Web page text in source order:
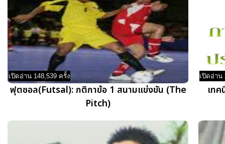
เปิดอ่าน 148,539 ครั้ง
ฟุตซอล(Futsal): กติกาข้อ 1 สนามแข่งขัน (The
Pitch)
เปิดอ่าน
เท